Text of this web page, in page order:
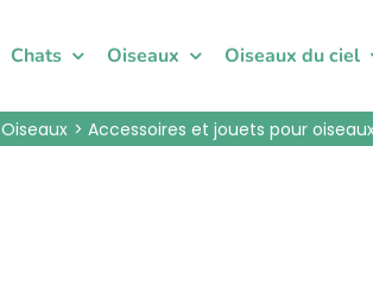
Chats Oiseaux Oiseaux du ciel
Oiseaux Accessoires et jouets pour